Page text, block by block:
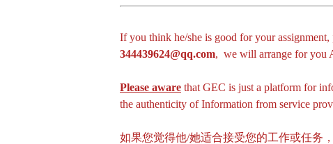
If you think he/she is good for your
344439624@qq.com, we will arrange for you
Please aware that GEC is just a platform for
the authenticity of Information from service
如果您觉得他/她适合接受您的工作或任务